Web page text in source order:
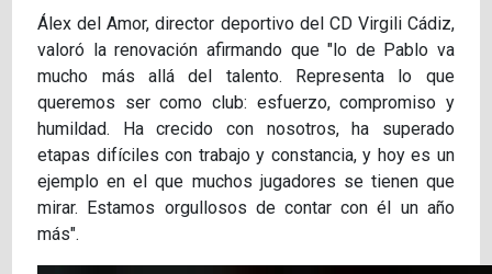
Álex del Amor, director deportivo del CD Virgili Cádiz,
valoró la renovación afirmando que "lo de Pablo va
mucho más allá del talento. Representa lo que
queremos ser como club: esfuerzo, compromiso y
humildad. Ha crecido con nosotros, ha superado
etapas difíciles con trabajo y constancia, y hoy es un
ejemplo en el que muchos jugadores se tienen que
mirar. Estamos orgullosos de contar con él un año
más".